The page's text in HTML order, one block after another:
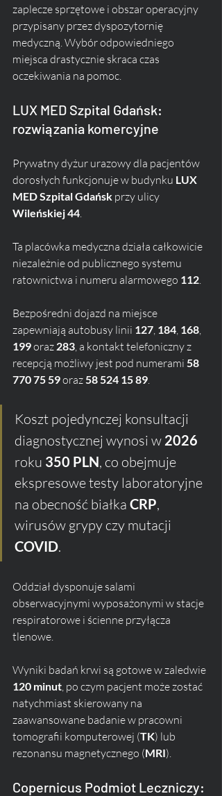
zaplecze sprzętowe i obszar operacyjny
przypisany przez dyspozytornię
medyczną. Wybór odpowiedniego
miejsca drastycznie skraca czas
oczekiwania na pomoc.
LUX MED Szpital Gdańsk:
rozwiązania komercyjne
Prywatny dyżur urazowy dla pacjentów
dorosłych funkcjonuje w budynku LUX
MED Szpital Gdańsk przy ulicy
Wileńskiej 44
Ta placówka medyczna działa całkowicie
niezależnie od publicznego systemu
ratownictwa i numeru alarmowego 112
Bezpośredni dojazd na miejsce
zapewniają autobusy linii 127 184 168
199 oraz 283 , a kontakt telefoniczny z
recepcją możliwy jest pod numerami 58
770 75 59 oraz 58 524 15 89
Koszt pojedynczej konsultacji
diagnostycznej wynosi w 2026
roku 350 PLN, co obejmuje
ekspresowe testy laboratoryjne
na obecność białka CRP,
wirusów grypy czy mutacji
COVID.
Oddział dysponuje salami
obserwacyjnymi wyposażonymi w stacje
respiratorowe i ścienne przyłącza
tlenowe.
Wyniki badań krwi są gotowe w zaledwie
120 minut , po czym pacjent może zostać
natychmiast skierowany na
zaawansowane badanie w pracowni
tomografii komputerowej (TK) lub
rezonansu magnetycznego (MRI).
Copernicus Podmiot Leczniczy: